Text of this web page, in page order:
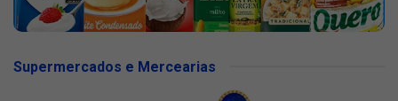
Supermercados e Mercearias